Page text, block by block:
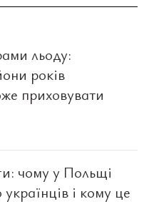
льоду:
років
приховувати
чому у Польщі
і кому це